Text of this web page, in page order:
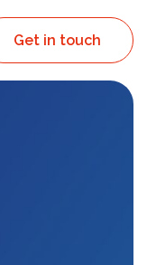
Get in touch